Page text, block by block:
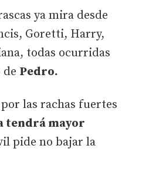
ya mira desde
Goretti, Harry,
todas ocurridas
Pedro.
las rachas fuertes
tendrá mayor
pide no bajar la